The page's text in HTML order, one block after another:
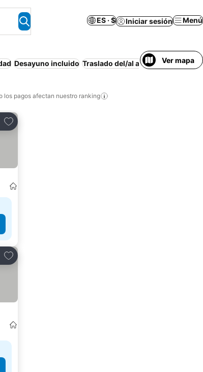
ES · $ Iniciar sesión Menú
Desayuno incluido Traslado del/al aeropuertoVer mapa
los pagos afectan nuestro ranking
Agregar a favoritos
Agregar a favoritos